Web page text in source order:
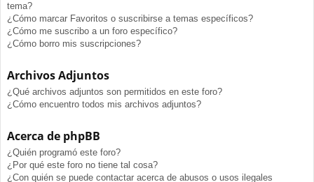
tema?
¿Cómo marcar Favoritos o suscribirse a temas específicos?
¿Cómo me suscribo a un foro específico?
¿Cómo borro mis suscripciones?
Archivos Adjuntos
¿Qué archivos adjuntos son permitidos en este foro?
¿Cómo encuentro todos mis archivos adjuntos?
Acerca de phpBB
¿Quién programó este foro?
¿Por qué este foro no tiene tal cosa?
¿Con quién se puede contactar acerca de abusos o usos ilegales